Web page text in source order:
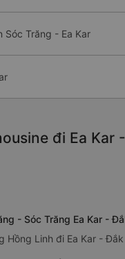
Sóc Trăng - Ea Kar
đi Ea
- Sóc Trăng Ea Kar -
Hồng Linh đi Ea Kar -